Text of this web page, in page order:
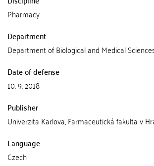
Pharmacy
Department
Department of Biological and Medical
Date of defense
10. 9. 2018
Publisher
Univerzita Karlova, Farmaceutická fakulta v
Language
Czech